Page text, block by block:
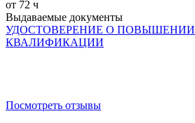
от 72 ч
Выдаваемые документы
УДОСТОВЕРЕНИЕ О ПОВЫШЕНИИ
КВАЛИФИКАЦИИ
Посмотреть отзывы